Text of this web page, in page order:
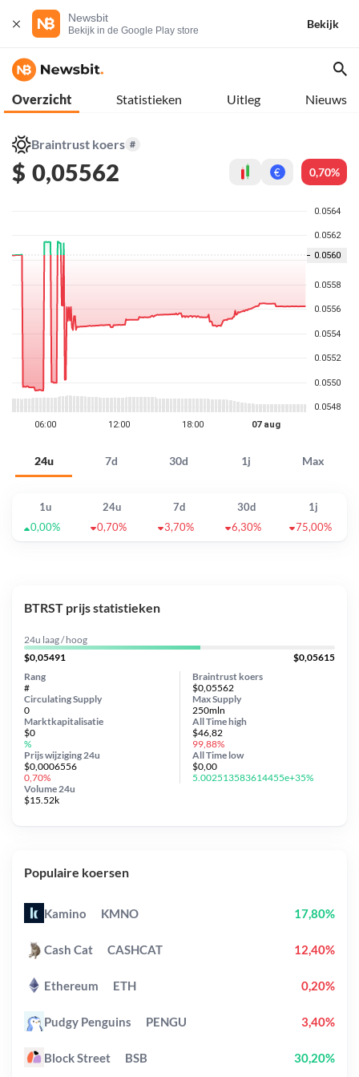
Newsbit
Bekijk in de Google Play store
Bekijk
Overzicht Statistieken Uitleg Nieuws
Braintrust koers #
$ 0,05562 € 0,70%
24u 7d 30d 1j Max
1u 24u 7d 30d
1j
0,00%
0,70% 3,70% 6,30% 75,00%
BTRST prijs statistieken
24u laag / hoog
$0,05491
$0,05615
Braintrust koers
$0,05562
Circulating Supply
0
Prijs wijziging24u
$0,0006556
0,70%
Max Supply
250mln
Marktkapitalisatie
$0
%
Volume 24u
$15.52k
Rang
#
All Timehigh
$46,82
99,88%
All Time low
$0,00
5.002513583614455e+35%
Populaire koersen
Kamino KMNO 17,80%
Cash Cat CASHCAT 12,40%
Ethereum ETH 0,20%
Pudgy Penguins PENGU 3,40%
Block Street BSB 30,20%